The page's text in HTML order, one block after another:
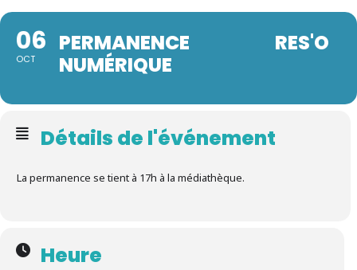
06
OCT
PERMANENCE RES'O
NUMÉRIQUE
Détails de l'événement
La permanence se tient à 17h à la médiathèque.
Heure